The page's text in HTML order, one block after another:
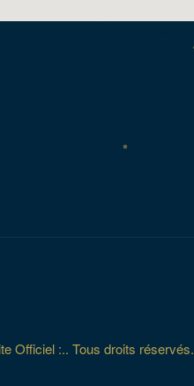
Officiel :.. Tous droits réservés.